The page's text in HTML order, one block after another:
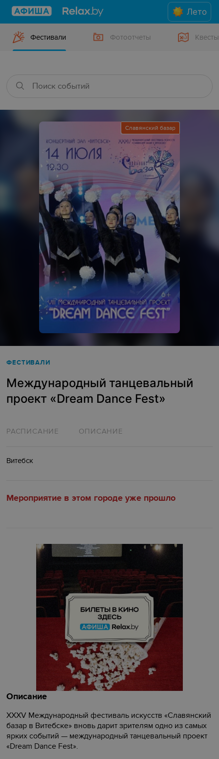
Лето
Фестивали Фотоотчеты Квесты
Славянский базар
ФЕСТИВАЛИ
Международный танцевальный
проект «Dream Dance Fest»
РАСПИСАНИЕ ОПИСАНИЕ
Витебск
Мероприятие в этом городе уже прошло
Описание
XXXV Международный фестиваль искусств «Славянский
базар в Витебске» вновь дарит зрителям одно из самых
ярких событий — международный танцевальный проект
«Dream Dance Fest».